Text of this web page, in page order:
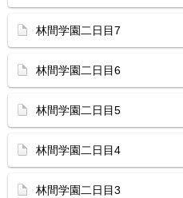
林間学園二日目7
林間学園二日目6
林間学園二日目5
林間学園二日目4
林間学園二日目3